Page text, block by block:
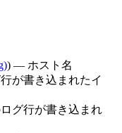
) — ホスト名
が書き込まれたイ
グ行が書き込まれ